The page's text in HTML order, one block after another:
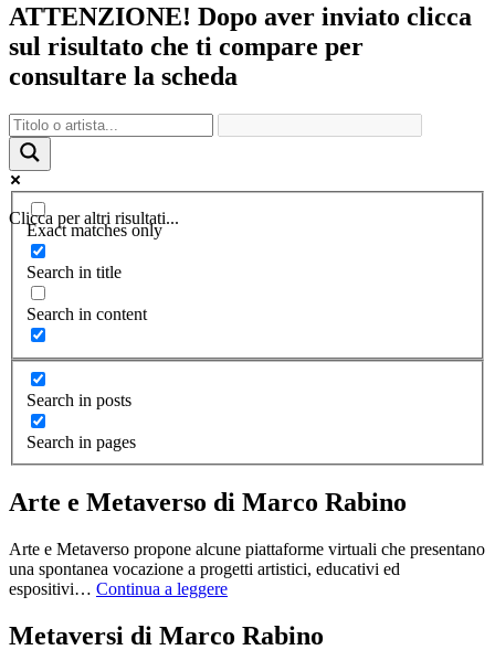
ATTENZIONE! Dopo aver inviato clicca
sul risultato che ti compare per
consultare la scheda
Clicca per altri risultati...
Exact matches only
Search in title
Search in content
Search in posts
Search in pages
Arte e Metaverso di Marco Rabino
Arte e Metaverso propone alcune piattaforme virtuali che presentano
una spontanea vocazione a progetti artistici, educativi ed
espositivi… Continua a leggere
Metaversi di Marco Rabino